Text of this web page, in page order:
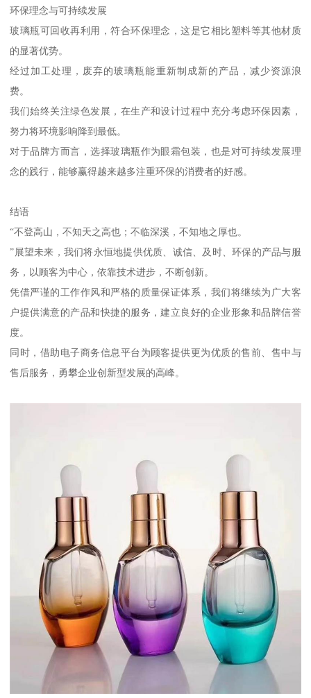
环保理念与可持续发展
玻璃瓶可回收再利用，符合环保理念，这是它相比塑料等其他材质
的显著优势。
经过加工处理，废弃的玻璃瓶能重新制成新的产品，减少资源浪
费。
我们始终关注绿色发展，在生产和设计过程中充分考虑环保因素，
努力将环境影响降到最低。
对于品牌方而言，选择玻璃瓶作为眼霜包装，也是对可持续发展理
念的践行，能够赢得越来越多注重环保的消费者的好感。
结语
“不登高山，不知天之高也；不临深溪，不知地之厚也。
”展望未来，我们将永恒地提供优质、诚信、及时、环保的产品与服
务，以顾客为中心，依靠技术进步，不断创新。
凭借严谨的工作作风和严格的质量保证体系，我们将继续为广大客
户提供满意的产品和快捷的服务，建立良好的企业形象和品牌信誉
度。
同时，借助电子商务信息平台为顾客提供更为优质的售前、售中与
售后服务，勇攀企业创新型发展的高峰。